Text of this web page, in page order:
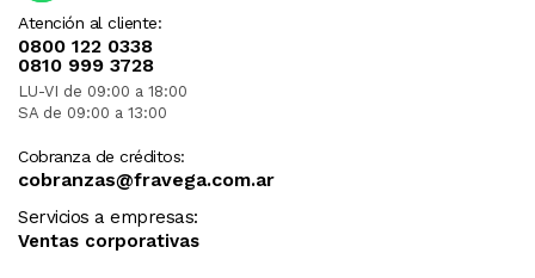
Atención al cliente:
0800 122 0338
0810 999 3728
LU-VI de 09:00 a 18:00
SA de 09:00 a 13:00
Cobranza de créditos:
cobranzas@fravega.com.ar
Servicios a empresas:
Ventas corporativas